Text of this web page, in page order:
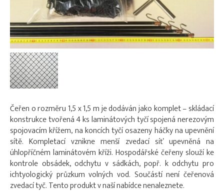
Čeřen o rozměru 1,5 x 1,5 m je dodáván jako komplet – skládací
konstrukce tvořená 4 ks laminátových tyčí spojená nerezovým
spojovacím křížem, na koncích tyčí osazeny háčky na upevnění
sítě. Kompletací vznikne menší zvedací síť upevněná na
úhlopříčném laminátovém kříži. Hospodářské čeřeny slouží ke
kontrole obsádek, odchytu v sádkách, popř. k odchytu pro
ichtyologický průzkum volných vod. Součástí není čeřenová
zvedací tyč. Tento produkt v naší nabídce nenaleznete.